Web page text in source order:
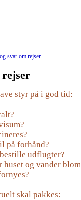
svar om rejser
rejser
styr på i god tid:
på forhånd?
udflugter?
huset og vander
skal pakkes: